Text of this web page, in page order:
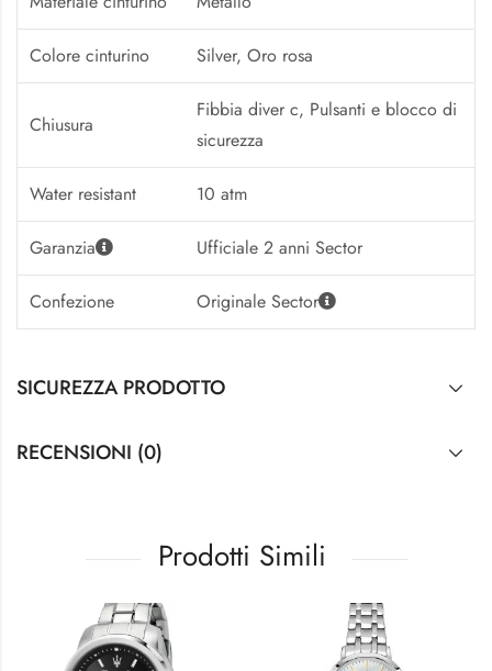
Colore cinturino Silver, Oro rosa
Chiusura
Fibbia diver c, Pulsanti e blocco di
sicurezza
Water resistant 10 atm
Garanzia Ufficiale 2 anni Sector
Confezione Originale Sector
SICUREZZA PRODOTTO
RECENSIONI (0)
Prodotti Simili